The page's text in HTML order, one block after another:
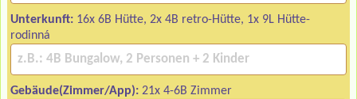
Unterkunft: 16x 6B Hütte, 2x 4B retro-Hütte, 1x 9L Hütte-
rodinná
Gebäude(Zimmer/App): 21x 4-6B Zimmer